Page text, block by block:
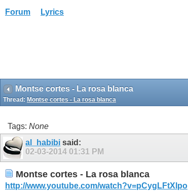
Forum Lyrics
Montse cortes - La rosa blanca
Thread: Montse cortes - La rosa blanca
Tags: None
al_habibi said:
02-03-2014 01:31 PM
Montse cortes - La rosa blanca
http://www.youtube.com/watch?v=pCygLFtXlpo